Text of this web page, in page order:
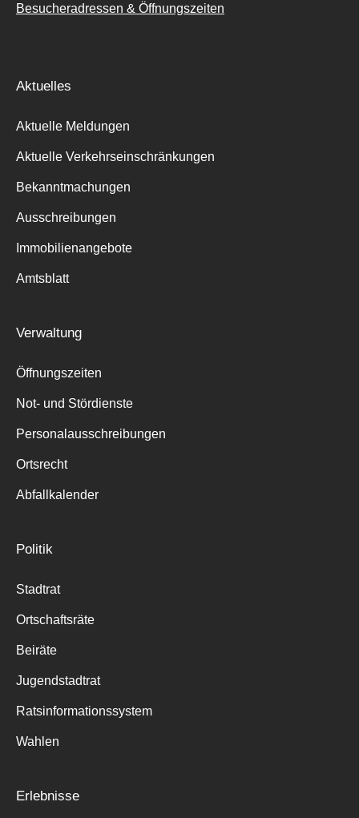
Suche
Besucheradressen & Öffnungszeiten
Aktuelles
Aktuelle Meldungen
Aktuelle Verkehrseinschränkungen
Bekanntmachungen
Ausschreibungen
Immobilienangebote
Amtsblatt
Verwaltung
Öffnungszeiten
Not- und Stördienste
Personalausschreibungen
Ortsrecht
Abfallkalender
Politik
Stadtrat
Ortschaftsräte
Beiräte
Jugendstadtrat
Ratsinformationssystem
Wahlen
Erlebnisse